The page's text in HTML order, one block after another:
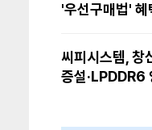
'우선구매법'
씨피시스템, 창
증설·LPDDR6